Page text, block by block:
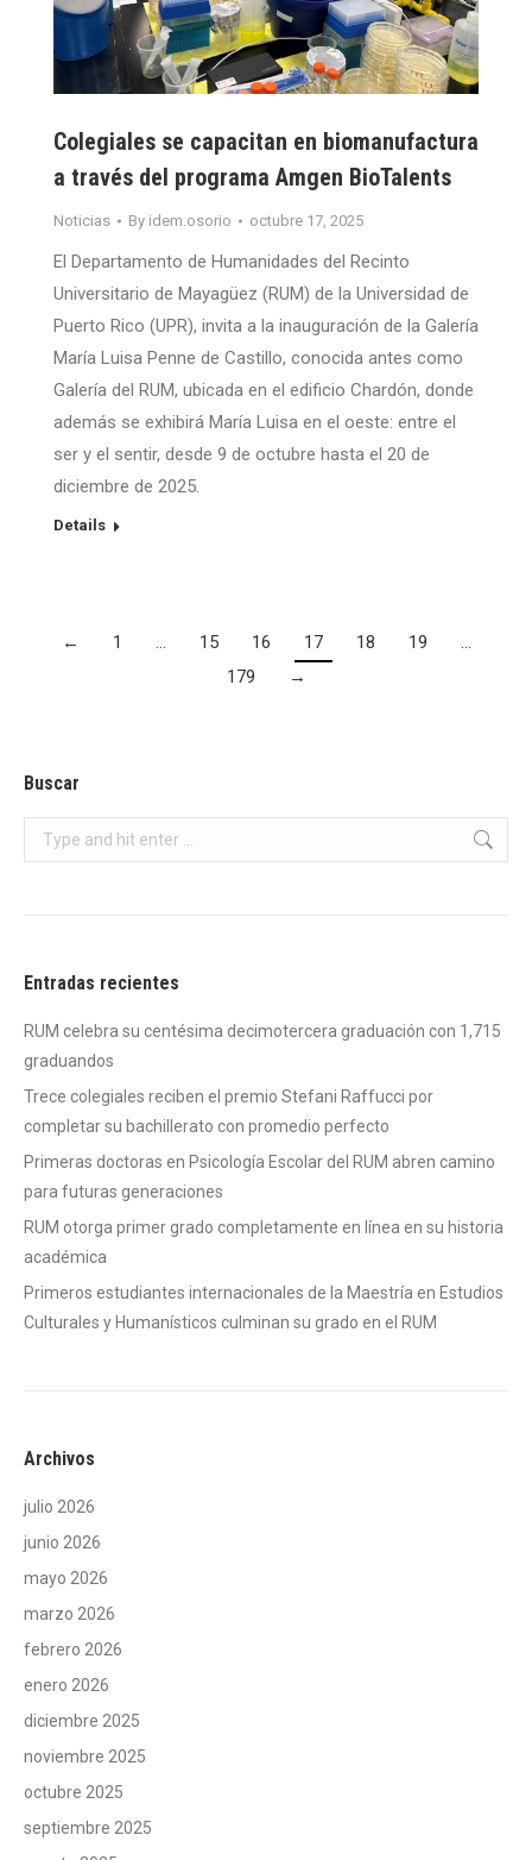
Colegiales se capacitan en biomanufactura
a través del programa Amgen BioTalents
Noticias By idem.osorio octubre 17, 2025
El Departamento de Humanidades del Recinto
Universitario de Mayagüez (RUM) de la Universidad de
Puerto Rico (UPR), invita a la inauguración de la Galería
María Luisa Penne de Castillo, conocida antes como
Galería del RUM, ubicada en el edificio Chardón, donde
además se exhibirá María Luisa en el oeste: entre el
ser y el sentir, desde 9 de octubre hasta el 20 de
diciembre de 2025.
Details
← 1 … 15 16 17 18 19
…
179
→
Buscar
Search:
Entradas recientes
RUM celebra su centésima decimotercera graduación con 1,715
graduandos
Trece colegiales reciben el premio Stefani Raffucci por
completar su bachillerato con promedio perfecto
Primeras doctoras en Psicología Escolar del RUM abren camino
para futuras generaciones
RUM otorga primer grado completamente en línea en su historia
académica
Primeros estudiantes internacionales de la Maestría en Estudios
Culturales y Humanísticos culminan su grado en el RUM
Archivos
julio 2026
junio 2026
mayo 2026
marzo 2026
febrero 2026
enero 2026
diciembre 2025
noviembre 2025
octubre 2025
septiembre 2025